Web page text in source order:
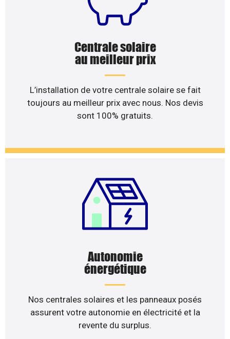
Centrale solaire
au meilleur prix
L’installation de votre centrale solaire se fait
toujours au meilleur prix avec nous. Nos devis
sont 100% gratuits.
Autonomie
énergétique
Nos centrales solaires et les panneaux posés
assurent votre autonomie en électricité et la
revente du surplus.